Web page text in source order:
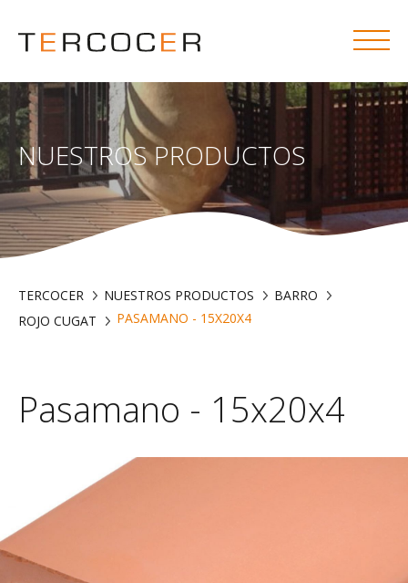
NUESTROS PRODUCTOS
TERCOCER NUESTROS PRODUCTOS
BARRO
ROJO CUGAT
PASAMANO - 15X20X4
Pasamano - 15x20x4